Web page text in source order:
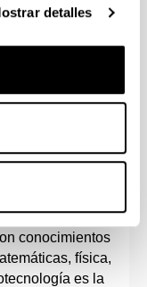
detalles
una
motiva el
conocimientos
física,
es la